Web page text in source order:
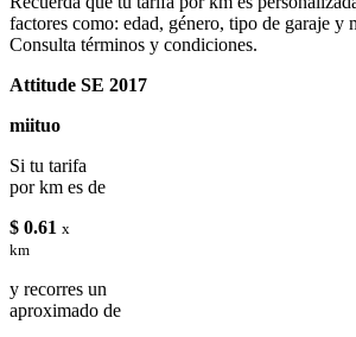
factores como: edad, género, tipo de garaje y
Consulta términos y condiciones.
Attitude SE 2017
miituo
Si tu tarifa
por km es de
$ 0.61 x
km
y recorres un
aproximado de